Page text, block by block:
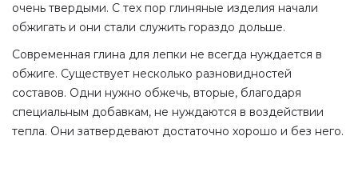
очень твердыми. С тех пор глиняные изделия начали
обжигать и они стали служить гораздо дольше.
Современная глина для лепки не всегда нуждается в
обжиге. Существует несколько разновидностей
составов. Одни нужно обжечь, вторые, благодаря
специальным добавкам, не нуждаются в воздействии
тепла. Они затвердевают достаточно хорошо и без него.